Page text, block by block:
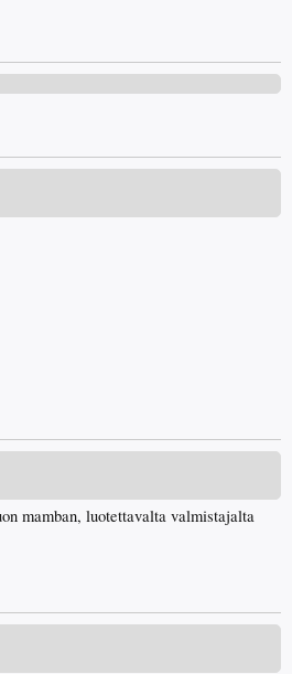
mamban, luotettavalta valmistajalta